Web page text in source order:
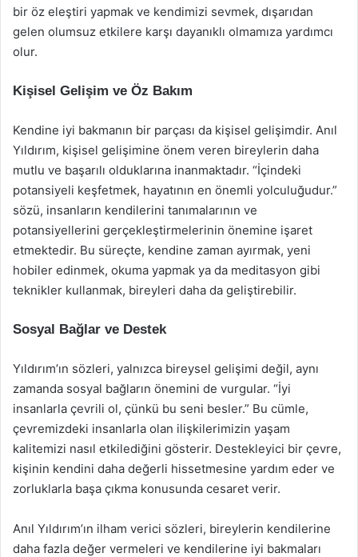
bir öz eleştiri yapmak ve kendimizi sevmek, dışarıdan
gelen olumsuz etkilere karşı dayanıklı olmamıza yardımcı
olur.
Kişisel Gelişim ve Öz Bakım
Kendine iyi bakmanın bir parçası da kişisel gelişimdir. Anıl
Yıldırım, kişisel gelişimine önem veren bireylerin daha
mutlu ve başarılı olduklarına inanmaktadır. “İçindeki
potansiyeli keşfetmek, hayatının en önemli yolculuğudur.”
sözü, insanların kendilerini tanımalarının ve
potansiyellerini gerçekleştirmelerinin önemine işaret
etmektedir. Bu süreçte, kendine zaman ayırmak, yeni
hobiler edinmek, okuma yapmak ya da meditasyon gibi
teknikler kullanmak, bireyleri daha da geliştirebilir.
Sosyal Bağlar ve Destek
Yıldırım’ın sözleri, yalnızca bireysel gelişimi değil, aynı
zamanda sosyal bağların önemini de vurgular. “İyi
insanlarla çevrili ol, çünkü bu seni besler.” Bu cümle,
çevremizdeki insanlarla olan ilişkilerimizin yaşam
kalitemizi nasıl etkilediğini gösterir. Destekleyici bir çevre,
kişinin kendini daha değerli hissetmesine yardım eder ve
zorluklarla başa çıkma konusunda cesaret verir.
Anıl Yıldırım’ın ilham verici sözleri, bireylerin kendilerine
daha fazla değer vermeleri ve kendilerine iyi bakmaları